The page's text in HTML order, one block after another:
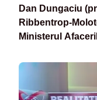
Dan Dungaciu
Ribbentrop-
Ministerul